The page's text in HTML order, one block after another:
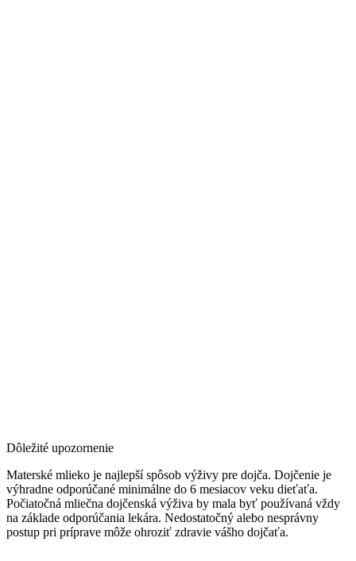
Dôležité upozornenie
Materské mlieko je najlepší spôsob výživy pre dojča. Dojčenie je
výhradne odporúčané minimálne do 6 mesiacov veku dieťaťa.
Počiatočná mliečna dojčenská výživa by mala byť používaná vždy
na základe odporúčania lekára. Nedostatočný alebo nesprávny
postup pri príprave môže ohroziť zdravie vášho dojčaťa.